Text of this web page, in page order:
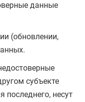
данные
(обновлении,
субъекте
последнего, несут